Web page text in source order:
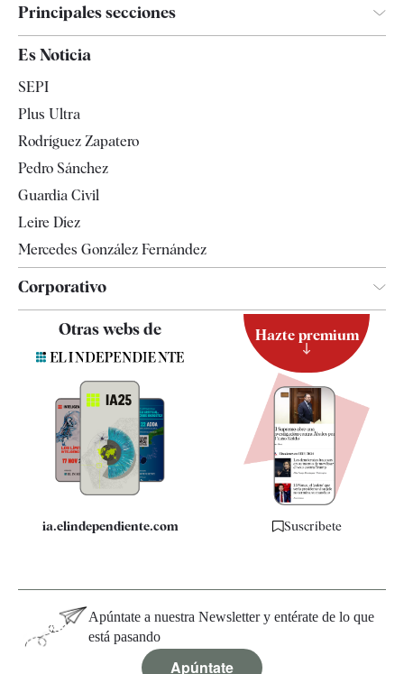
Principales secciones
España
Televisión
Es Noticia
SEPI
Plus Ultra
Rodríguez Zapatero
Pedro Sánchez
Guardia Civil
Leire Díez
Mercedes González Fernández
Corporativo
Contacto
Quiénes somos
Especificaciones
Otras webs de
ia.elindependiente.com
Hazte premium
Suscríbete
Apúntate a nuestra Newsletter y entérate de lo que
está pasando
Apúntate